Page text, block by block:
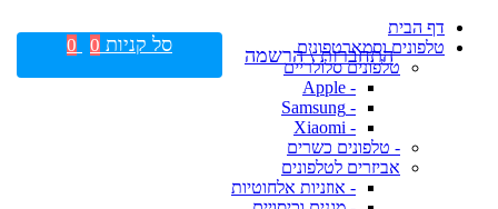
דף הבית
טלפונים וסמארטפונים
טלפונים סלולריים
- Apple
- Samsung
- Xiaomi
- טלפונים כשרים
אביזרים לטלפונים
- אוזניות אלחוטיות
התחברות \ הרשמה סל קניות 0
0